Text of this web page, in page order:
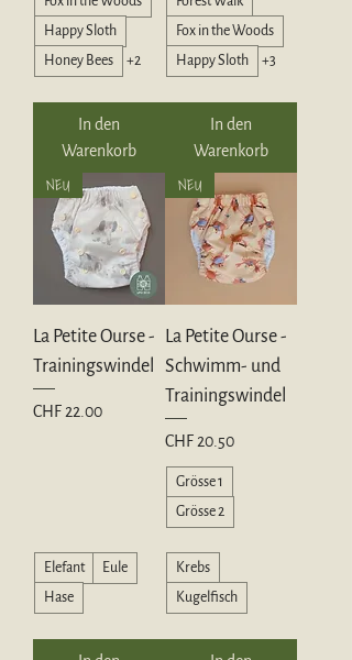
Happy Sloth
Honey Bees
+2
In den
Warenkorb
Fox in the Woods
Happy Sloth
+3
In den
Warenkorb
NEU
La Petite Ourse -
Trainingswindel
Preis
CHF 22.00
Elefant
Eule
Hase
NEU
La Petite Ourse -
Schwimm- und
Trainingswindel
Preis
CHF 20.50
Grösse 1
Grösse 2
Krebs
Kugelfisch